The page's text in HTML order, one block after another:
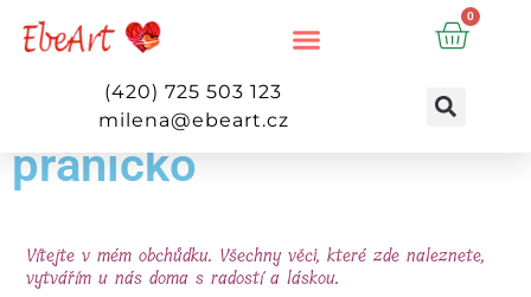
0
(420) 725 503 123
milena@ebeart.cz
přáníčko
Vítejte v mém obchůdku. Všechny věci, které zde naleznete,
vytvářím u nás doma s radostí a láskou.